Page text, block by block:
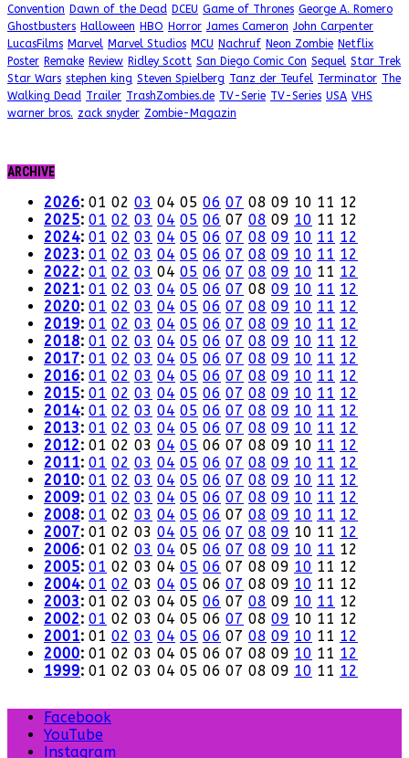
Convention Dawn of the Dead DCEU Game of Thrones George A. Romero
Ghostbusters Halloween HBO Horror James Cameron John Carpenter
LucasFilms Marvel Marvel Studios MCU Nachruf Neon Zombie Netflix
Poster Remake Review Ridley Scott San Diego Comic Con Sequel Star Trek
Star Wars stephen king Steven Spielberg Tanz der Teufel Terminator The
Walking Dead Trailer TrashZombies.de TV-Serie TV-Series USA VHS
warner bros. zack snyder Zombie-Magazin
ARCHIVE
2026: 01 02 03 04 05 06 07 08 09 10 11 12
2025: 01 02 03 04 05 06 07 08 09 10 11 12
2024: 01 02 03 04 05 06 07 08 09 10 11 12
2023: 01 02 03 04 05 06 07 08 09 10 11 12
2022: 01 02 03 04 05 06 07 08 09 10 11 12
2021: 01 02 03 04 05 06 07 08 09 10 11 12
2020: 01 02 03 04 05 06 07 08 09 10 11 12
2019: 01 02 03 04 05 06 07 08 09 10 11 12
2018: 01 02 03 04 05 06 07 08 09 10 11 12
2017: 01 02 03 04 05 06 07 08 09 10 11 12
2016: 01 02 03 04 05 06 07 08 09 10 11 12
2015: 01 02 03 04 05 06 07 08 09 10 11 12
2014: 01 02 03 04 05 06 07 08 09 10 11 12
2013: 01 02 03 04 05 06 07 08 09 10 11 12
2012: 01 02 03 04 05 06 07 08 09 10 11 12
2011: 01 02 03 04 05 06 07 08 09 10 11 12
2010: 01 02 03 04 05 06 07 08 09 10 11 12
2009: 01 02 03 04 05 06 07 08 09 10 11 12
2008: 01 02 03 04 05 06 07 08 09 10 11 12
2007: 01 02 03 04 05 06 07 08 09 10 11 12
2006: 01 02 03 04 05 06 07 08 09 10 11 12
2005: 01 02 03 04 05 06 07 08 09 10 11 12
2004: 01 02 03 04 05 06 07 08 09 10 11 12
2003: 01 02 03 04 05 06 07 08 09 10 11 12
2002: 01 02 03 04 05 06 07 08 09 10 11 12
2001: 01 02 03 04 05 06 07 08 09 10 11 12
2000: 01 02 03 04 05 06 07 08 09 10 11 12
1999: 01 02 03 04 05 06 07 08 09 10 11 12
Facebook
YouTube
Instagram